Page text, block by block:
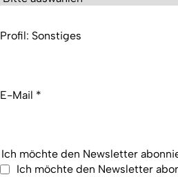
Profil: Sonstiges
E-Mail *
Ich möchte den Newsletter
Ich möchte den Newsletter